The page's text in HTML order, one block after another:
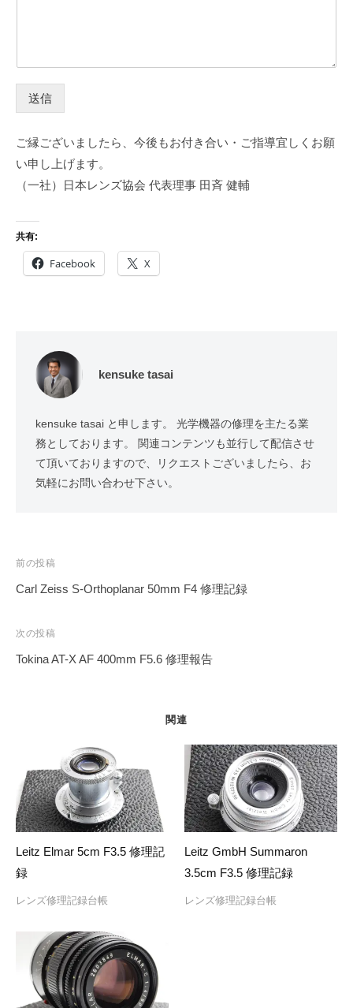
送信
ご縁ございましたら、今後もお付き合い・ご指導宜しくお願
い申し上げます。
（一社）日本レンズ協会 代表理事 田斉 健輔
共有:
Facebook X
kensuke tasai
kensuke tasai と申します。 光学機器の修理を主たる業
務としております。 関連コンテンツも並行して配信させ
て頂いておりますので、リクエストございましたら、お
気軽にお問い合わせ下さい。
投
稿
ビ
ゲ
前の投稿
Carl Zeiss S-Orthoplanar 50mm F4 修理記録
次の投稿
Tokina AT-X AF 400mm F5.6 修理報告
関連
Leitz Elmar 5cm F3.5 修理記
録
レンズ修理記録台帳
Leitz GmbH Summaron
3.5cm F3.5 修理記録
レンズ修理記録台帳